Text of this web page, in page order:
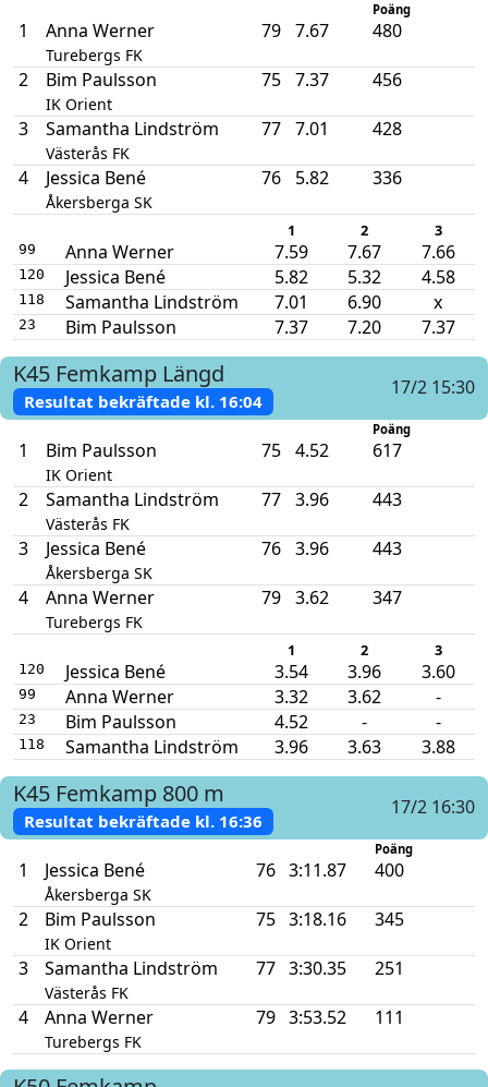
Poäng
1 Anna Werner
Turebergs FK
79 7.67 480
2 Bim Paulsson
IK Orient
75 7.37 456
3 Samantha Lindström
Västerås FK
77 7.01 428
4 Jessica Bené
Åkersberga SK
76 5.82 336
1 2 3
99 Anna Werner 7.59 7.67 7.66
120 Jessica Bené 5.82 5.32 4.58
118 Samantha Lindström 7.01 6.90 x
23 Bim Paulsson 7.37 7.20 7.37
K45 Femkamp Längd
Resultat bekräftade kl. 16:04
17/2 15:30
Poäng
1 Bim Paulsson
IK Orient
75 4.52 617
2 Samantha Lindström
Västerås FK
77 3.96 443
3 Jessica Bené
Åkersberga SK
76 3.96 443
4 Anna Werner
Turebergs FK
79 3.62 347
1 2 3
120 Jessica Bené 3.54 3.96 3.60
99 Anna Werner 3.32 3.62 -
23 Bim Paulsson 4.52 - -
118 Samantha Lindström 3.96 3.63 3.88
K45 Femkamp 800 m
Resultat bekräftade kl. 16:36
17/2 16:30
Poäng
1 Jessica Bené
Åkersberga SK
76 3:11.87 400
2 Bim Paulsson
IK Orient
75 3:18.16 345
3 Samantha Lindström
Västerås FK
77 3:30.35 251
4 Anna Werner
Turebergs FK
79 3:53.52 111